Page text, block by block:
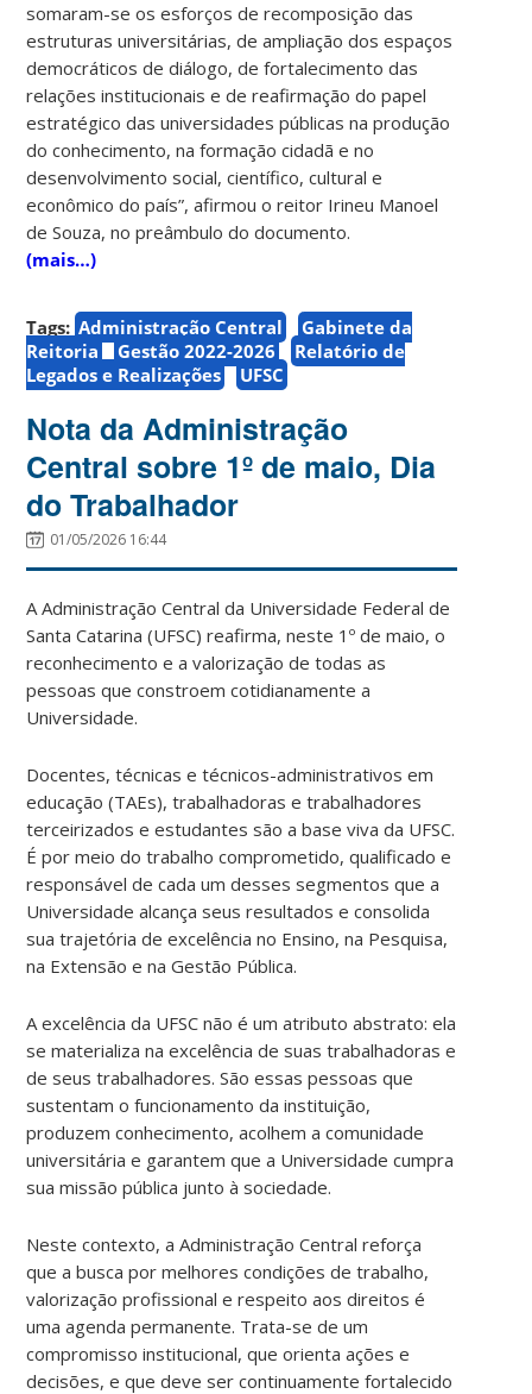
somaram-se os esforços de recomposição das
estruturas universitárias, de ampliação dos espaços
democráticos de diálogo, de fortalecimento das
relações institucionais e de reafirmação do papel
estratégico das universidades públicas na produção
do conhecimento, na formação cidadã e no
desenvolvimento social, científico, cultural e
econômico do país”, afirmou o reitor Irineu Manoel
de Souza, no preâmbulo do documento.
(mais…)
Tags: Administração Central
Gabinete da
Reitoria
Gestão 2022-2026
Relatório de
Legados e Realizações
UFSC
Nota da Administração
Central sobre 1º de maio, Dia
do Trabalhador
01/05/2026 16:44
A Administração Central da Universidade Federal de
Santa Catarina (UFSC) reafirma, neste 1º de maio, o
reconhecimento e a valorização de todas as
pessoas que constroem cotidianamente a
Universidade.
Docentes, técnicas e técnicos-administrativos em
educação (TAEs), trabalhadoras e trabalhadores
terceirizados e estudantes são a base viva da UFSC.
É por meio do trabalho comprometido, qualificado e
responsável de cada um desses segmentos que a
Universidade alcança seus resultados e consolida
sua trajetória de excelência no Ensino, na Pesquisa,
na Extensão e na Gestão Pública.
A excelência da UFSC não é um atributo abstrato: ela
se materializa na excelência de suas trabalhadoras e
de seus trabalhadores. São essas pessoas que
sustentam o funcionamento da instituição,
produzem conhecimento, acolhem a comunidade
universitária e garantem que a Universidade cumpra
sua missão pública junto à sociedade.
Neste contexto, a Administração Central reforça
que a busca por melhores condições de trabalho,
valorização profissional e respeito aos direitos é
uma agenda permanente. Trata-se de um
compromisso institucional, que orienta ações e
decisões, e que deve ser continuamente fortalecido